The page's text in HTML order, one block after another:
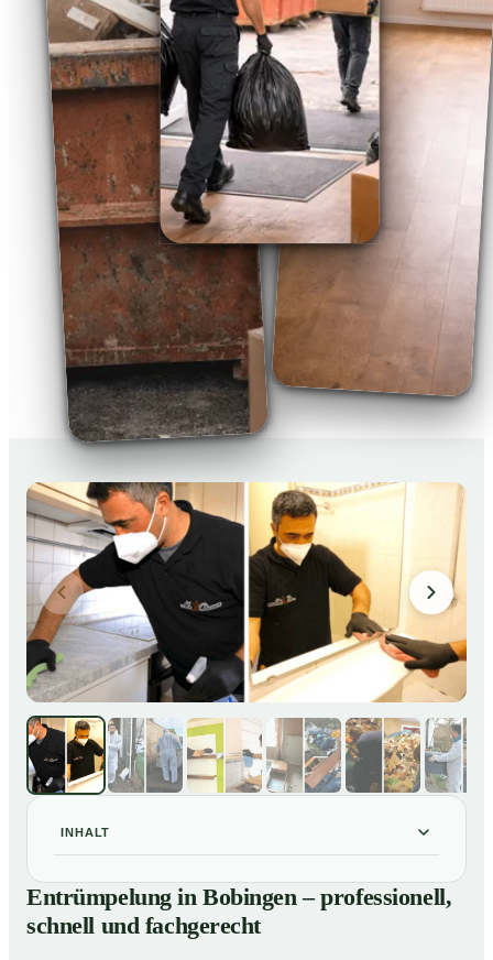
INHALT
01Entrümpelung in Bobingen – professionell, schnell und
fachgerecht
Unsere Leistungen im Überblick
Entrümpelung in Bobingen – professionell,
schnell und fachgerecht